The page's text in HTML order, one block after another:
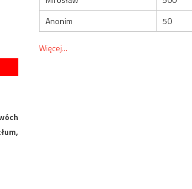
Anonim
50
Więcej...